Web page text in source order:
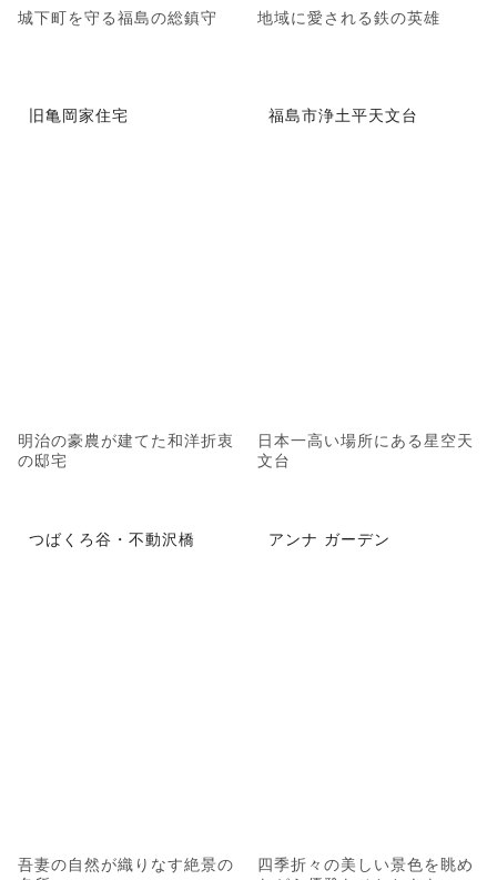
城下町を守る福島の総鎮守 地域に愛される鉄の英雄
旧亀岡家住宅
明治の豪農が建てた和洋折衷
の邸宅
福島市浄土平天文台
日本一高い場所にある星空天
文台
つばくろ谷・不動沢橋
吾妻の自然が織りなす絶景の
アンナ ガーデン
四季折々の美しい景色を眺め